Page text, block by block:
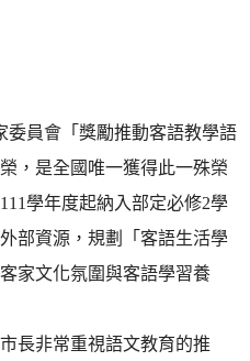
委員會「獎勵推動客語教學語
，是全國唯一獲得此一殊榮
學年度起納入部定必修2學
部資源，規劃「客語生活學
家文化氛圍與客語學習養
長非常重視語文教育的推